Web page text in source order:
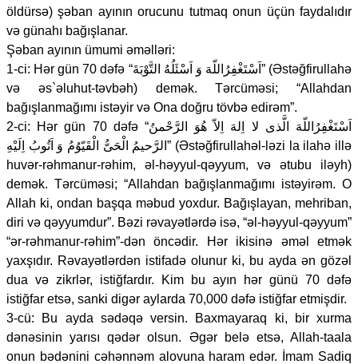
öldürsə) şəban ayının orucunu tutmaq onun üçün faydalıdır
və günahı bağışlanar.
Şəban ayının ümumi əməlləri:
1-ci: Hər gün 70 dəfə “اَسْتَغْفِرُاللّهَ وَ اَسْئَلُهُ التَّوْبَةَ” (Əstəğfirullahə
və əs`əluhut-təvbəh) demək. Tərcüməsi; “Allahdan
bağışlanmağımı istəyir və Ona doğru tövbə edirəm”.
2-ci: Hər gün 70 dəfə “اَسْتَغْفِرُاللّهَ الَّذى لا اِلهَ اِلاّ هُوَ الرَّحْمنُ
الرَّحيمُ الْحَىُّ الْقَيّوُمُ وَ اَتُوبُ اِلَيْهِ” (Əstəğfirullahəl-ləzi la ilahə illə
huvər-rəhmanur-rəhim, əl-həyyul-qəyyum, və ətubu iləyh)
demək. Tərcüməsi; “Allahdan bağışlanmağımı istəyirəm. O
Allah ki, ondan başqa məbud yoxdur. Bağışlayan, mehriban,
diri və qəyyumdur”. Bəzi rəvayətlərdə isə, “əl-həyyul-qəyyum”
“ər-rəhmanur-rəhim”-dən öncədir. Hər ikisinə əməl etmək
yaxşıdır. Rəvayətlərdən istifadə olunur ki, bu ayda ən gözəl
dua və zikrlər, istiğfardır. Kim bu ayın hər günü 70 dəfə
istiğfar etsə, sanki digər aylarda 70,000 dəfə istiğfar etmişdir.
3-cü: Bu ayda sədəqə versin. Baxmayaraq ki, bir xurma
dənəsinin yarısı qədər olsun. Əgər belə etsə, Allah-taala
onun bədənini cəhənnəm alovuna haram edər. İmam Sadiq